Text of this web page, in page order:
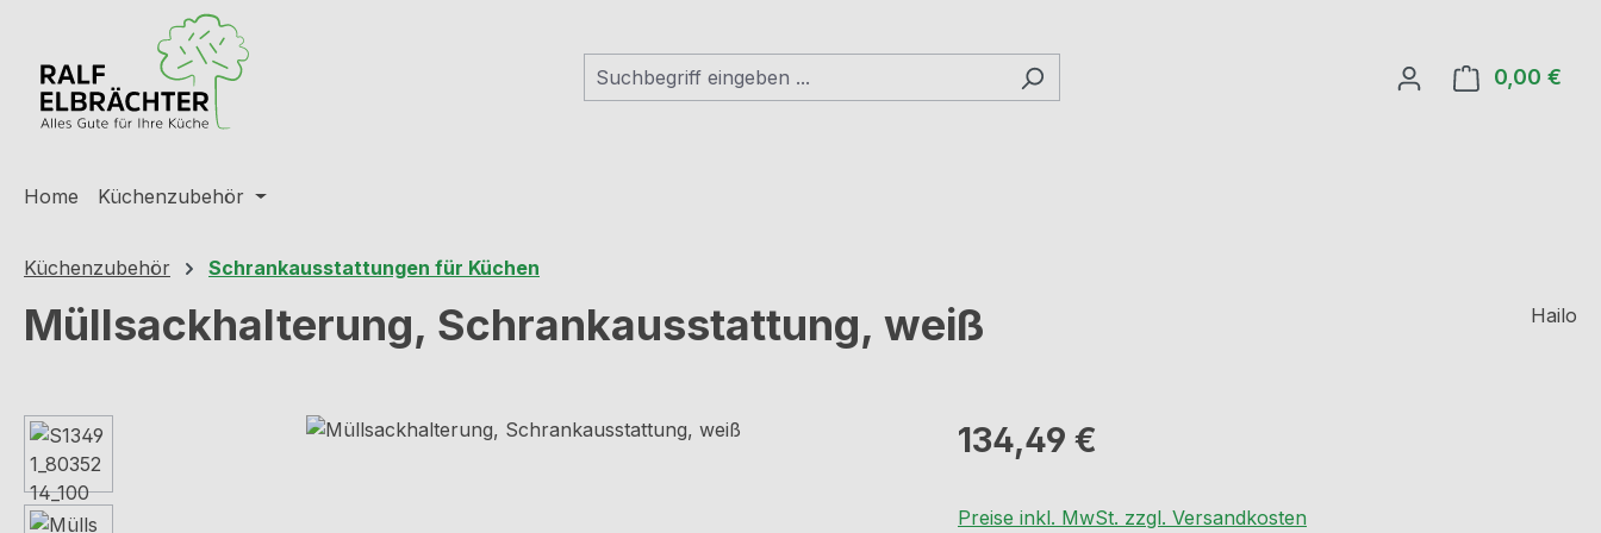
Hauptinhalt springen
Zur Suche springen
Zur Hauptnavigation springen
0,00 €
Home Küchenzubehör
Küchenzubehör Schrankausstattungen für Küchen
Müllsackhalterung, Schrankausstattung, weiß Hailo
Bildergalerie überspringen Regulärer Preis:
134,49 €
Preise inkl. MwSt. zzgl. Versandkosten